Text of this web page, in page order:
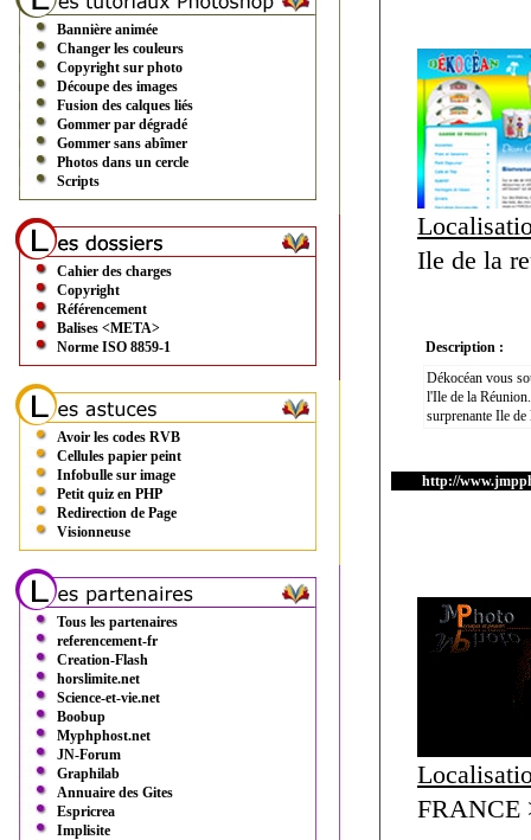
Bannière animée
Changer les couleurs
Copyright sur photo
Découpe des images
Fusion des calques liés
Gommer par dégradé
Gommer sans abîmer
Photos dans un cercle
Scripts
Cahier des charges
Copyright
Référencement
Balises <META>
Norme ISO 8859-1
Avoir les codes RVB
Cellules papier peint
Infobulle sur image
Petit quiz en PHP
Redirection de Page
Visionneuse
Tous les partenaires
referencement-fr
Creation-Flash
horslimite.net
Science-et-vie.net
Boobup
Myphphost.net
JN-Forum
Graphilab
Annuaire des Gites
Espricrea
Implisite
Ile de la
Description :
Dékocéan vous
l'Ile de la
surprenante Ile
http://
FRANCE